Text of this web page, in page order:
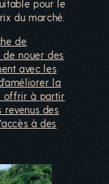
pour le
du marché.
de
nouer des
avec les
la
offrir à partir
des
à des